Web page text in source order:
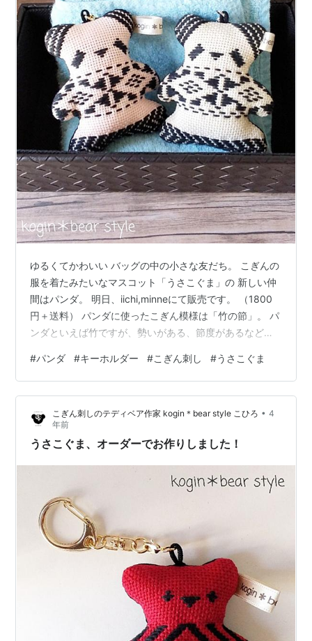
ゆるくてかわいい バッグの中の小さな友だち。 こぎんの
服を着たみたいなマスコット「うさこぐま」の 新しい仲
間はパンダ。 明日、iichi,minneにて販売です。 （1800
円＋送料） パンダに使ったこぎん模様は「竹の節」。 パ
ンダといえば竹ですが、勢いがある、節度があるなどの
で、これをパンダボレロ（パンダの腕の黒い部分）に。
おはようございます。 こぎん刺しのテディベア、ベアグ
ッズ製作の、kogin＊bear style こひろです。 裏はどれも
黒一色。 サイズはこんな感じ。マスコット部分で約
6cm×7cm。 ゆるーい顔が魅力です。 キーホ…
#パンダ #キーホルダー #こぎん刺し #うさこぐま
こぎん刺しのテディベア作家 kogin＊bear style こひろ • 4
年前
うさこぐま、オーダーでお作りしました！